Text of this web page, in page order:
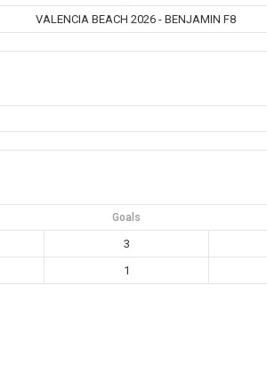
VALENCIA BEACH 2026 - BENJAMIN F8
Goals
3
1